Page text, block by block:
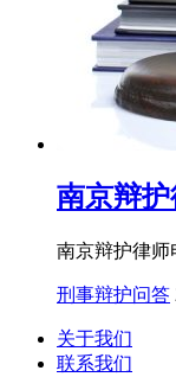
南京辩
南京辩护律师
刑事辩护问答
关于我们
联系我们